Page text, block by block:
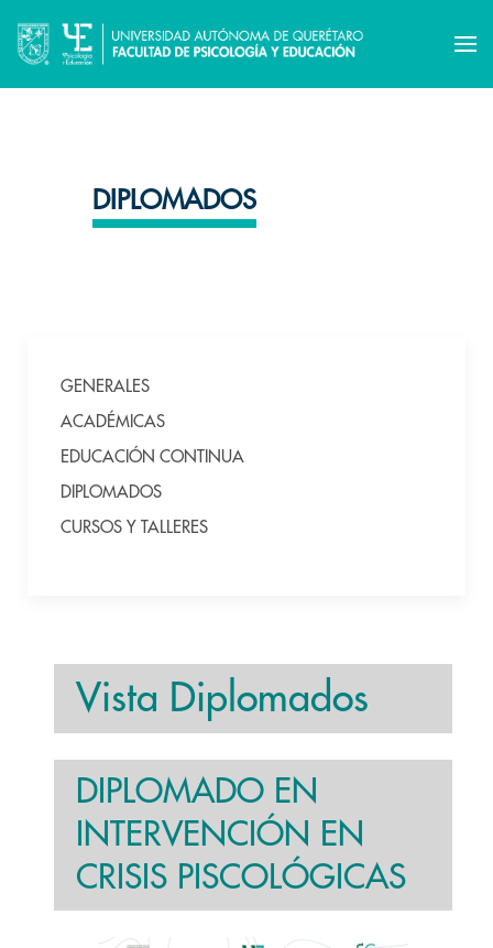
DIPLOMADOS
GENERALES
ACADÉMICAS
EDUCACIÓN CONTINUA
DIPLOMADOS
CURSOS Y TALLERES
Vista Diplomados
DIPLOMADO EN
INTERVENCIÓN EN
CRISIS PISCOLÓGICAS